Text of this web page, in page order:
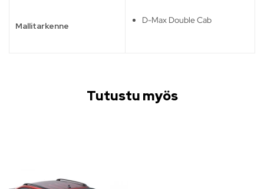
Mallitarkenne
D-Max Double Cab
Tutustu myös